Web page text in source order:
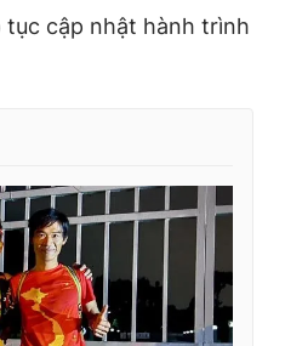
tục cập nhật hành trình